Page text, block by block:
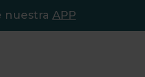
nuestra APP